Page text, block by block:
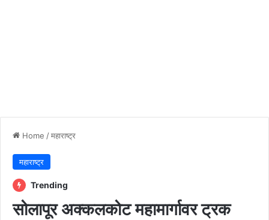
Home /महाराष्ट्र
महाराष्ट्र
Trending
सोलापूर अक्कलकोट महामार्गावर ट्रक